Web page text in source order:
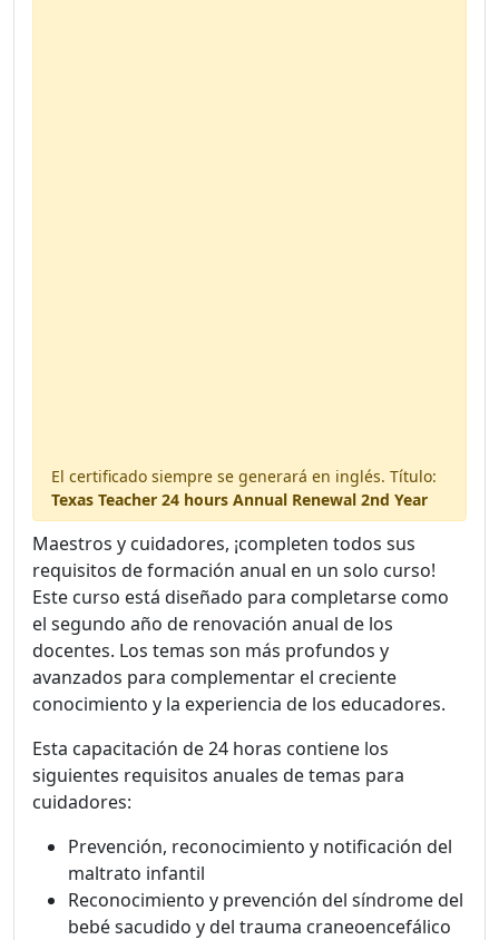
El certificado siempre se generará en inglés. Título:
Texas Teacher 24 hours Annual Renewal 2nd Year
Maestros y cuidadores, ¡completen todos sus
requisitos de formación anual en un solo curso!
Este curso está diseñado para completarse como
el segundo año de renovación anual de los
docentes. Los temas son más profundos y
avanzados para complementar el creciente
conocimiento y la experiencia de los educadores.
Esta capacitación de 24 horas contiene los
siguientes requisitos anuales de temas para
cuidadores:
Prevención, reconocimiento y notificación del
maltrato infantil
Reconocimiento y prevención del síndrome del
bebé sacudido y del trauma craneoencefálico